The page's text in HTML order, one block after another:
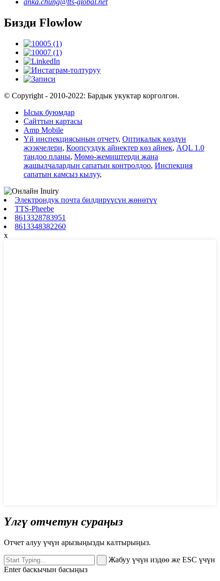
anka.chung@tts-global.net
Бизди Flowlow
© Copyright - 2010-2022: Бардык укуктар корголгон.
Ысык буюмдар
Сайттын картасы
Amp Mobile
Үй инспекциясынын отчету, Оптикалык көздүн
жээкчелери, Коопсуздук айнектер көз айнек, AQL 1.0
тандоо планы, Мөмө-жемиштерди жана
жашылчалардын сапатын контролдоо, Инспекция
сапатын камсыз кылуу,
Электрондук почта билдирүүсүн жөнөтүү
TTS-Pheebe
8613328783951
8613348382260
x
Үлгү отчетун сураңыз
Отчет алуу үчүн арызыңызды калтырыңыз.
Жабуу үчүн издөө же ESC үчүн
Enter баскычын басыңыз